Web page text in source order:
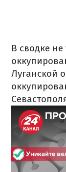
В сводке
Луганской